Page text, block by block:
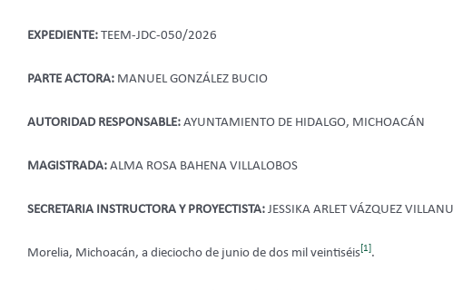
EXPEDIENTE: TEEM-JDC-050/2026
PARTE ACTORA: MANUEL GONZÁLEZ BUCIO
AUTORIDAD RESPONSABLE: AYUNTAMIENTO DE HIDALGO, MICHOACÁN
MAGISTRADA: ALMA ROSA BAHENA VILLALOBOS
SECRETARIA INSTRUCTORA Y PROYECTISTA: JESSIKA ARLET VÁZQUEZ
Morelia, Michoacán, a dieciocho de junio de dos mil veintiséis [1] .